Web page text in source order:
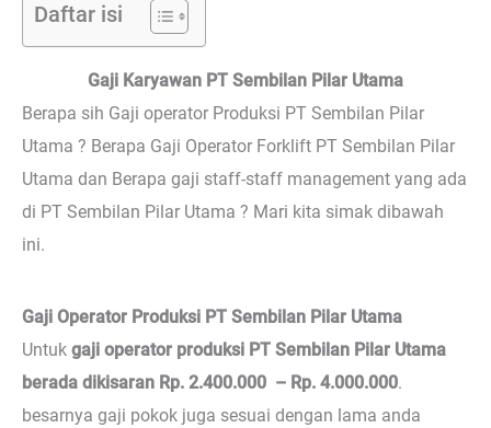
Daftar isi
Gaji Karyawan PT Sembilan Pilar Utama
Berapa sih Gaji operator Produksi PT Sembilan Pilar
Utama ? Berapa Gaji Operator Forklift PT Sembilan Pilar
Utama dan Berapa gaji staff-staff management yang ada
di PT Sembilan Pilar Utama ? Mari kita simak dibawah
ini.
Gaji Operator Produksi PT Sembilan Pilar Utama
Untuk gaji operator produksi PT Sembilan Pilar Utama
berada dikisaran Rp. 2.400.000 – Rp. 4.000.000.
besarnya gaji pokok juga sesuai dengan lama anda